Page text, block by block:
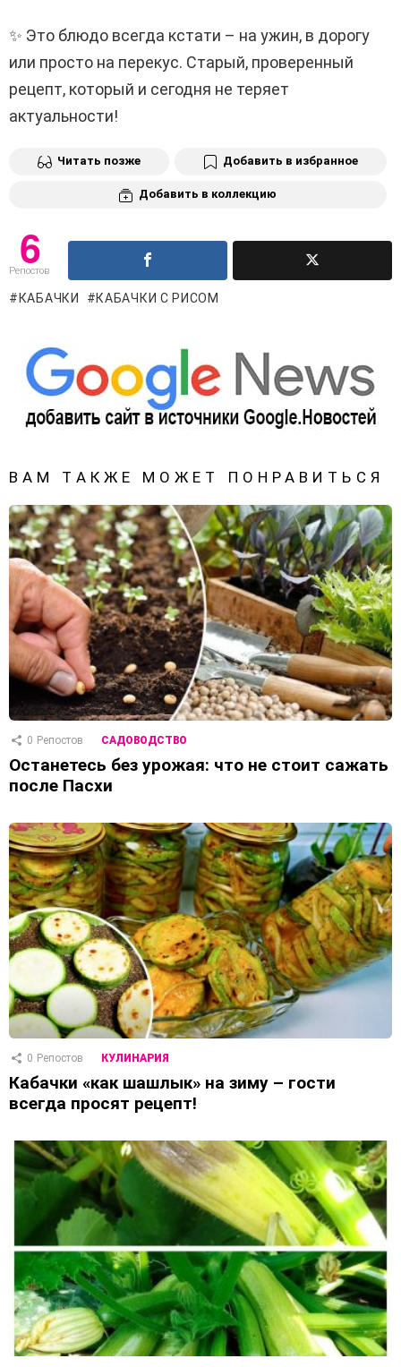
✨ Это блюдо всегда кстати – на ужин, в дорогу
или просто на перекус. Старый, проверенный
рецепт, который и сегодня не теряет
актуальности!
Читать позже Добавить в избранное
Добавить в коллекцию
6
Репостов
КАБАЧКИ КАБАЧКИ С РИСОМ
ВАМ ТАКЖЕ МОЖЕТ ПОНРАВИТЬСЯ
0 Репостов САДОВОДСТВО
Останетесь без урожая: что не стоит сажать
после Пасхи
0 Репостов КУЛИНАРИЯ
Кабачки «как шашлык» на зиму – гости
всегда просят рецепт!